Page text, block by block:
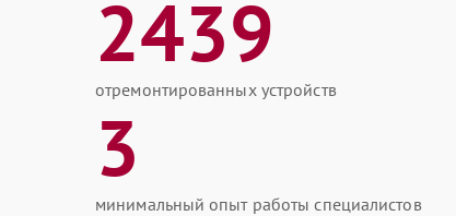
2439
отремонтированных устройств
3
минимальный опыт работы специалистов